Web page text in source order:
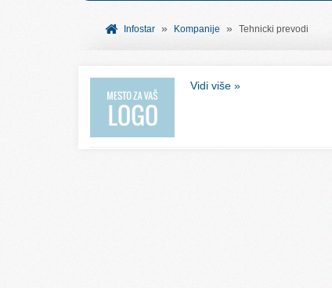
Infostar » Kompanije » Tehnicki prevodi
Vidi više »